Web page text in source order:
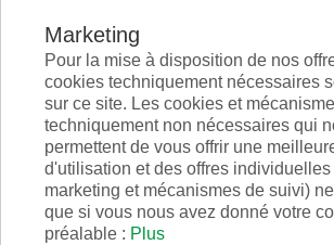
Vidéo
Dépliant
Applications
Marketing
Pour la mise à disposition de nos
cookies techniquement nécessaires
sur ce site. Les cookies et
techniquement non nécessaires qui
permettent de vous offrir une
d'utilisation et des offres
marketing et mécanismes de suivi)
que si vous nous avez donné votre
préalable : Plus